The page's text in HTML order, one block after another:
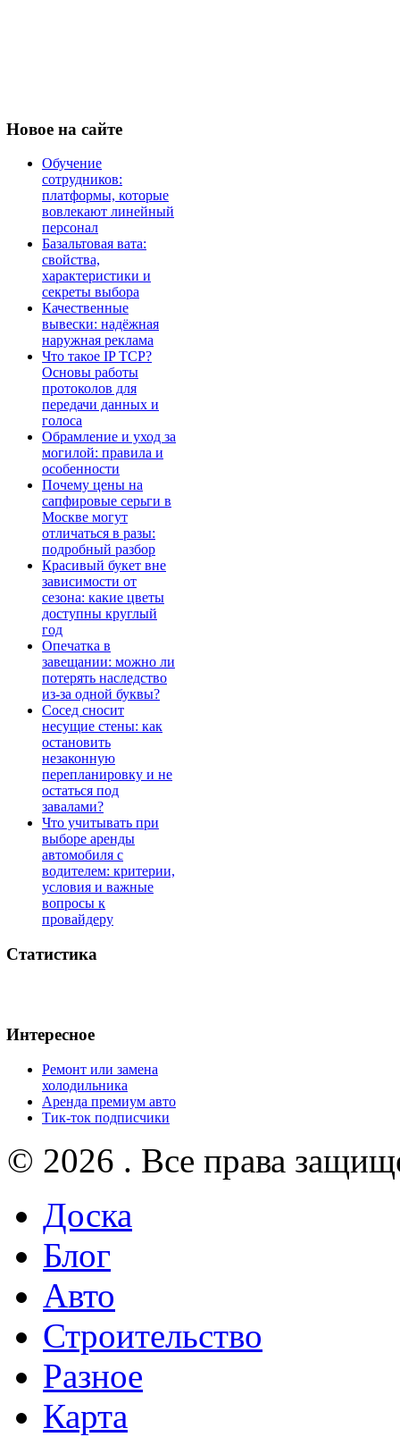
Новое на сайте
Обучение
сотрудников:
платформы, которые
вовлекают линейный
персонал
Базальтовая вата:
свойства,
характеристики и
секреты выбора
Качественные
вывески: надёжная
наружная реклама
Что такое IP TCP?
Основы работы
протоколов для
передачи данных и
голоса
Обрамление и уход за
могилой: правила и
особенности
Почему цены на
сапфировые серьги в
Москве могут
отличаться в разы:
подробный разбор
Красивый букет вне
зависимости от
сезона: какие цветы
доступны круглый
год
Опечатка в
завещании: можно ли
потерять наследство
из-за одной буквы?
Сосед сносит
несущие стены: как
остановить
незаконную
перепланировку и не
остаться под
завалами?
Что учитывать при
выборе аренды
автомобиля с
водителем: критерии,
условия и важные
вопросы к
провайдеру
Статистика
Интересное
Ремонт или замена
холодильника
Аренда премиум авто
Тик-ток подписчики
© 2026 . Все права
Доска
Блог
Авто
Строительство
Разное
Карта